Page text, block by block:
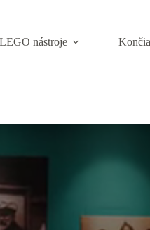
nástroje